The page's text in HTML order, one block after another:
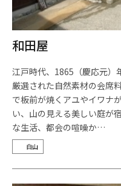
和田屋
江戸時代、1865（慶応元）
厳選された自然素材の会席
で板前が焼くアユやイワナ
い、山の見える美しい庭が
な生活、都会の喧噪か…
白山